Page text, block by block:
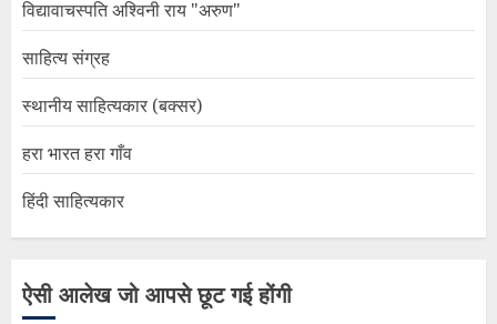
विद्यावाचस्पति अश्विनी राय "अरुण"
साहित्य संग्रह
स्थानीय साहित्यकार (बक्सर)
हरा भारत हरा गाँव
हिंदी साहित्यकार
ऐसी आलेख जो आपसे छूट गई होंगी